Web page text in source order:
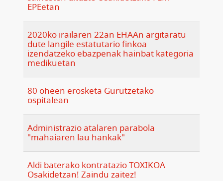
EPEetan
2020ko irailaren 22an EHAAn argitaratu
dute langile estatutario finkoa
izendatzeko ebazpenak hainbat kategoria
medikuetan
80 oheen erosketa Gurutzetako
ospitalean
Administrazio atalaren parabola
"mahaiaren lau hankak"
Aldi baterako kontratazio TOXIKOA
Osakidetzan! Zaindu zaitez!